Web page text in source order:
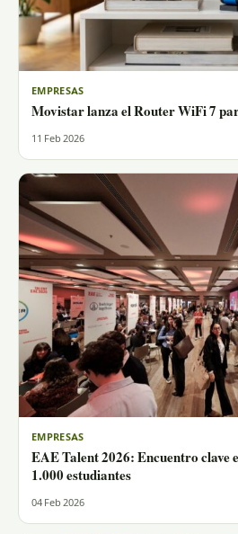
EMPRESAS
Movistar lanza el Router WiFi 7
11 Feb 2026
EMPRESAS
EAE Talent 2026: Encuentro clave
1.000 estudiantes
04 Feb 2026